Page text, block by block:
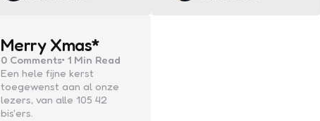
Merry Xmas*
0 Comments 1 Min Read
Een hele fijne kerst
toegewenst aan al onze
lezers, van alle 105 42
bis'ers.